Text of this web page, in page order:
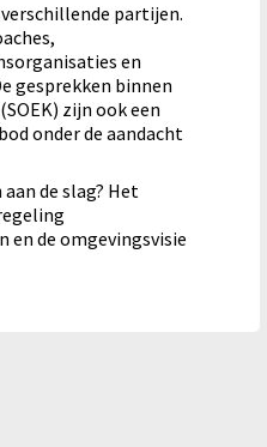
partijen.
en
gesprekken binnen
zijn ook een
onder de aandacht
de slag? Het
de omgevingsvisie